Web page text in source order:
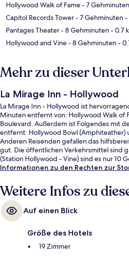
Hollywood Walk of Fame- 7 Gehminuten
Capitol Records Tower- 7 Gehminuten-
Pantages Theater- 8 Gehminuten- 0.7
Hollywood and Vine- 8 Gehminuten-
Mehr zu dieser
La Mirage Inn - Hollywood
La Mirage Inn - Hollywood ist
Minuten entfernt von: Hollywood Walk of
Boulevard. Außerdem ist Folgendes mit
entfernt: Hollywood Bowl (Amphiteather)
Anderen Reisenden gefallen das
gut. Die öffentlichen Verkehrsmittel sind
(Station Hollywood - Vine) sind es nur 10
Informationen zu den Rechten zur
Weitere Infos zu
Auf einen Blick
Größe des Hotels
19 Zimmer